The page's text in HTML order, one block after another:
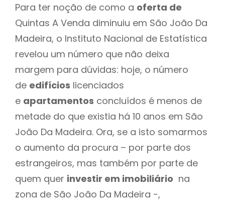
Para ter noção de como a oferta de
Quintas A Venda diminuiu em São João Da
Madeira, o Instituto Nacional de Estatística
revelou um número que não deixa
margem para dúvidas: hoje, o número
de edifícios licenciados
e apartamentos concluídos é menos de
metade do que existia há 10 anos em São
João Da Madeira. Ora, se a isto somarmos
o aumento da procura – por parte dos
estrangeiros, mas também por parte de
quem quer investir em imobiliário na
zona de São João Da Madeira -,